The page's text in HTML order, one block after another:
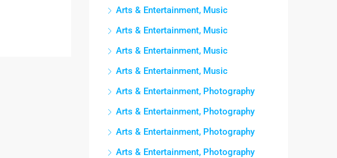
Arts & Entertainment, Music
Arts & Entertainment, Music
Arts & Entertainment, Music
Arts & Entertainment, Music
Arts & Entertainment, Photography
Arts & Entertainment, Photography
Arts & Entertainment, Photography
Arts & Entertainment, Photography